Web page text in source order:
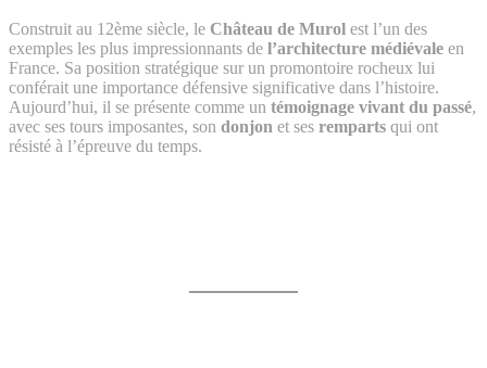
Construit au 12ème siècle, le Château de Murol est l’un des
exemples les plus impressionnants de l’architecture médiévale en
France. Sa position stratégique sur un promontoire rocheux lui
conférait une importance défensive significative dans l’histoire.
Aujourd’hui, il se présente comme un témoignage vivant du passé,
avec ses tours imposantes, son donjon et ses remparts qui ont
résisté à l’épreuve du temps.